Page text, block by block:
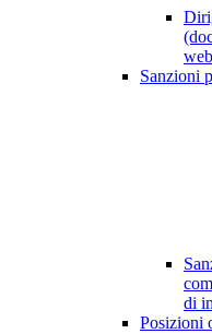
Sanzioni
di
Posizioni